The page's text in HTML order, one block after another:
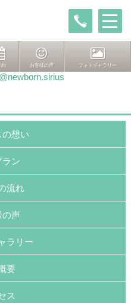
約 お客様の声 フォトギャラリー
はこちら
@newborn.sirius
の想い
ラン
流れ
の声
ラリー
要
ス